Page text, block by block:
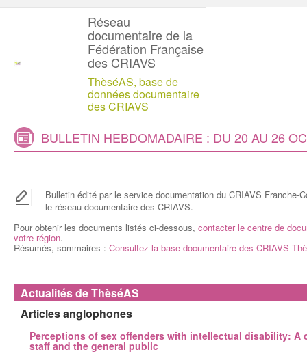
Réseau
documentaire de la
Fédération Française
des CRIAVS
ThèséAS, base de
données documentaire
des CRIAVS
BULLETIN HEBDOMADAIRE : DU 20 AU 26
Bulletin édité par le service documentation du CRIAVS Franche-
le réseau documentaire des CRIAVS.
Pour obtenir les documents listés ci-dessous, contacter le centre de
votre région.
Résumés, sommaires : Consultez la base documentaire des CRIAVS
Actualités de ThèséAS
Articles anglophones
Perceptions of sex offenders with intellectual disability: A
staff and the general public